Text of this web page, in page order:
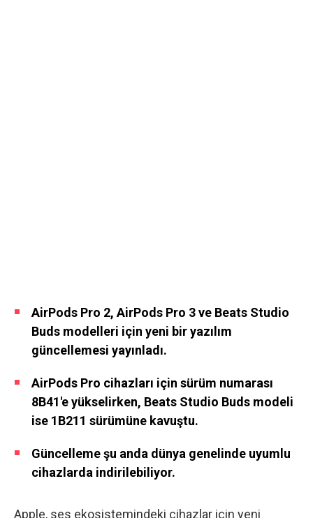
AirPods Pro 2, AirPods Pro 3 ve Beats Studio
Buds modelleri için yeni bir yazılım
güncellemesi yayınladı.
AirPods Pro cihazları için sürüm numarası
8B41'e yükselirken, Beats Studio Buds modeli
ise 1B211 sürümüne kavuştu.
Güncelleme şu anda dünya genelinde uyumlu
cihazlarda indirilebiliyor.
Apple, ses ekosistemindeki cihazlar için yeni